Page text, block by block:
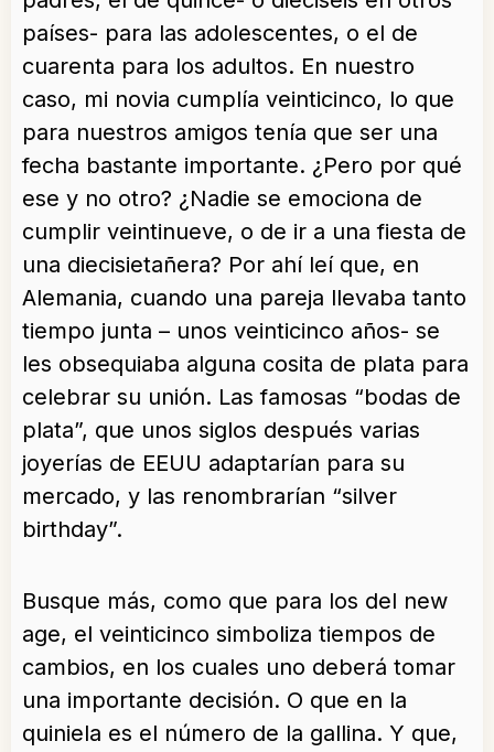
países- para las adolescentes, o el de
cuarenta para los adultos. En nuestro
caso, mi novia cumplía veinticinco, lo que
para nuestros amigos tenía que ser una
fecha bastante importante. ¿Pero por qué
ese y no otro? ¿Nadie se emociona de
cumplir veintinueve, o de ir a una fiesta de
una diecisietañera? Por ahí leí que, en
Alemania, cuando una pareja llevaba tanto
tiempo junta – unos veinticinco años- se
les obsequiaba alguna cosita de plata para
celebrar su unión. Las famosas “bodas de
plata”, que unos siglos después varias
joyerías de EEUU adaptarían para su
mercado, y las renombrarían “silver
birthday”.
Busque más, como que para los del new
age, el veinticinco simboliza tiempos de
cambios, en los cuales uno deberá tomar
una importante decisión. O que en la
quiniela es el número de la gallina. Y que,